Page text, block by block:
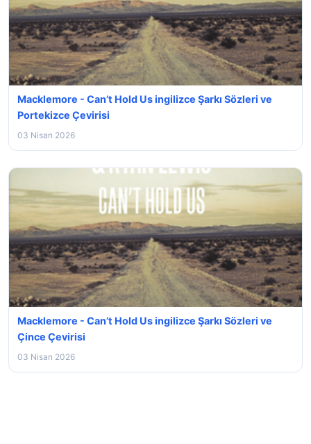
Macklemore - Can’t Hold Us ingilizce Şarkı Sözleri ve
Portekizce Çevirisi
03 Nisan 2026
Macklemore - Can’t Hold Us ingilizce Şarkı Sözleri ve
Çince Çevirisi
03 Nisan 2026